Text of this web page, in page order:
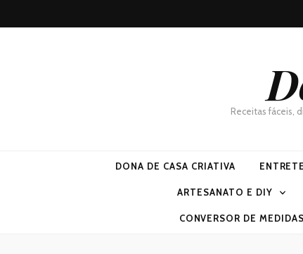
Receitas fáceis,
DONA DE CASA CRIATIVA
ARTESANATO E DIY
CONVERSOR DE